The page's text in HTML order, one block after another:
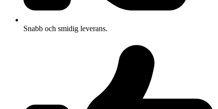
Snabb och smidig leverans.